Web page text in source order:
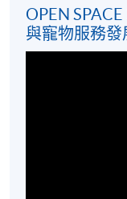
港島南分校
ISP
OPEN
與寵物服務發